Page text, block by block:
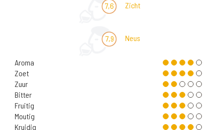
7,6 Zicht
7,9 Neus
Aroma
Zoet
Zuur
Bitter
Fruitig
Moutig
Kruidig